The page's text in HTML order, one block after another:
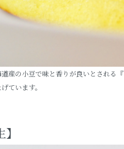
産の小豆で味と香りが良いとされる
ています。